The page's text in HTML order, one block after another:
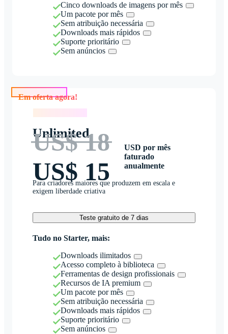
Cinco downloads de imagens por mês
Um pacote por mês
Sem atribuição necessária
Downloads mais rápidos
Suporte prioritário
Sem anúncios
Unlimited
US$ 18
US$ 15
USD por mês
faturado
anualmente
Para criadores maiores que produzem em escala e
exigem liberdade criativa
Teste gratuito de 7 dias
Tudo no Starter, mais:
Downloads ilimitados
Acesso completo à biblioteca
Ferramentas de design profissionais
Recursos de IA premium
Um pacote por mês
Sem atribuição necessária
Downloads mais rápidos
Suporte prioritário
Sem anúncios